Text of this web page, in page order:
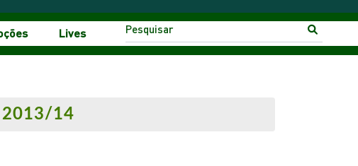
Lives
2013/14